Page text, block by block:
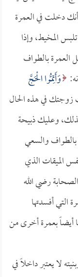
دخلت في العمرة
المخيط، وإذا
بالطواف
وَأَتِمُّوا الْحَجَّ
أتيت زوجتك في هذه الحال
وعليك ذبيحة
والسعي
الميقات الذي
رضي الله
أفسدتها
أيضاً بعمرة أخرى من
لا يعتبر داخلاً في